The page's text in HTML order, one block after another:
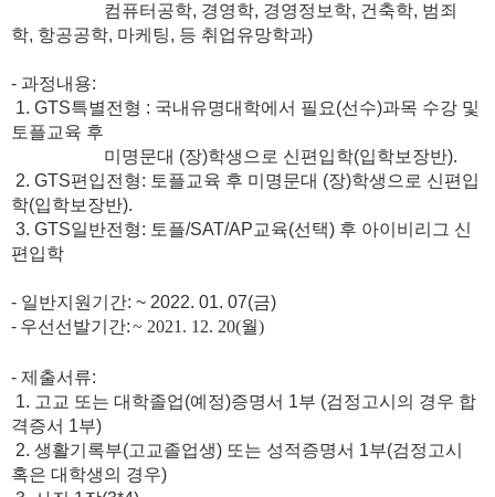
컴퓨터공학, 경영학, 경영정보학, 건축학, 범죄
학, 항공공학, 마케팅, 등 취업유망학과)
- 과정내용:
1. GTS특별전형 : 국내유명대학에서 필요(선수)과목 수강 및
토플교육 후
미명문대 (장)학생으로 신편입학(입학보장반).
2. GTS편입전형: 토플교육 후 미명문대 (장)학생으로 신편입
학(입학보장반).
3. GTS일반전형: 토플/SAT/AP교육(선택) 후 아이비리그 신
편입학
- 일반지원기간: ~ 2022. 01. 07(금)
- 우선선발기간:~ 2021. 12. 20(월)
- 제출서류:
1. 고교 또는 대학졸업(예정)증명서 1부 (검정고시의 경우 합
격증서 1부)
2. 생활기록부(고교졸업생) 또는 성적증명서 1부(검정고시
혹은 대학생의 경우)